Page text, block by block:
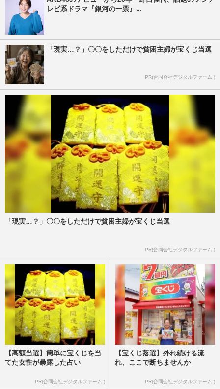
レビ系ドラマ『銀河の一票』...
「現実…？」〇〇をしただけで貧困主婦が宝くじ当選
PR(合同会社デジタルファーム )
「現実…？」〇〇をしただけで貧困主婦が宝くじ当選
PR(合同会社デジタルファーム )
【高額当選】簡単に宝くじを当
てた女性が暴露した占い
PR(合同会社デジタルファーム )
【宝くじ落選】外れ続ける流
れ、ここで断ちませんか
PR(合同会社デジタルファーム )